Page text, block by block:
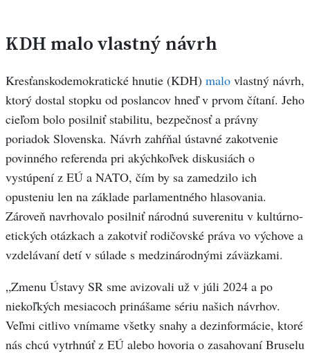
KDH malo vlastný návrh
Kresťanskodemokratické hnutie (KDH) malo vlastný návrh,
ktorý dostal stopku od poslancov hneď v prvom čítaní. Jeho
cieľom bolo posilniť stabilitu, bezpečnosť a právny
poriadok Slovenska. Návrh zahŕňal ústavné zakotvenie
povinného referenda pri akýchkoľvek diskusiách o
vystúpení z EÚ a NATO, čím by sa zamedzilo ich
opusteniu len na základe parlamentného hlasovania.
Zároveň navrhovalo posilniť národnú suverenitu v kultúrno-
etických otázkach a zakotviť rodičovské práva vo výchove a
vzdelávaní detí v súlade s medzinárodnými záväzkami.
„Zmenu Ústavy SR sme avizovali už v júli 2024 a po
niekoľkých mesiacoch prinášame sériu našich návrhov.
Veľmi citlivo vnímame všetky snahy a dezinformácie, ktoré
nás chcú vytrhnúť z EÚ alebo hovoria o zasahovaní Bruselu